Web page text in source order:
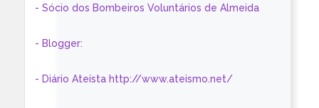
- Sócio dos Bombeiros Voluntários de Almeida
- Blogger:
- Diário Ateísta http://www.ateismo.net/